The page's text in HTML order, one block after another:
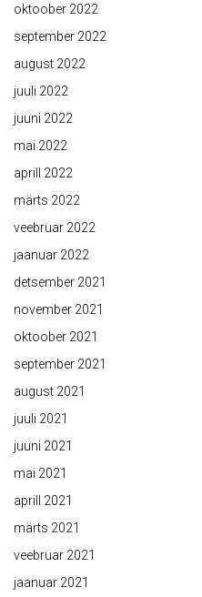
oktoober 2022
september 2022
august 2022
juuli 2022
juuni 2022
mai 2022
aprill 2022
märts 2022
veebruar 2022
jaanuar 2022
detsember 2021
november 2021
oktoober 2021
september 2021
august 2021
juuli 2021
juuni 2021
mai 2021
aprill 2021
märts 2021
veebruar 2021
jaanuar 2021